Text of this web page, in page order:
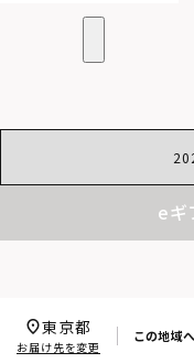
eギ
この地域
東京都
お届け先を変更